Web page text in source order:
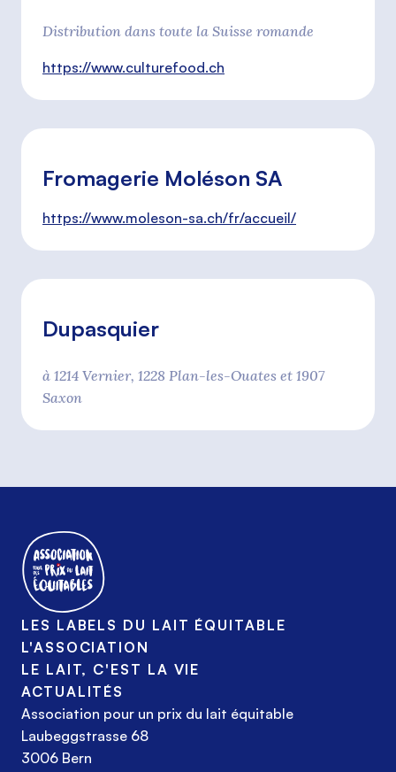
Distribution dans toute la Suisse romande
https://www.culturefood.ch
Fromagerie Moléson SA
https://www.moleson-sa.ch/fr/accueil/
Dupasquier
à 1214 Vernier, 1228 Plan-les-Ouates et 1907
Saxon
LES LABELS DU LAIT ÉQUITABLE
L'ASSOCIATION
LE LAIT, C'EST LA VIE
ACTUALITÉS
Association pour un prix du lait équitable
Laubeggstrasse 68
3006 Bern